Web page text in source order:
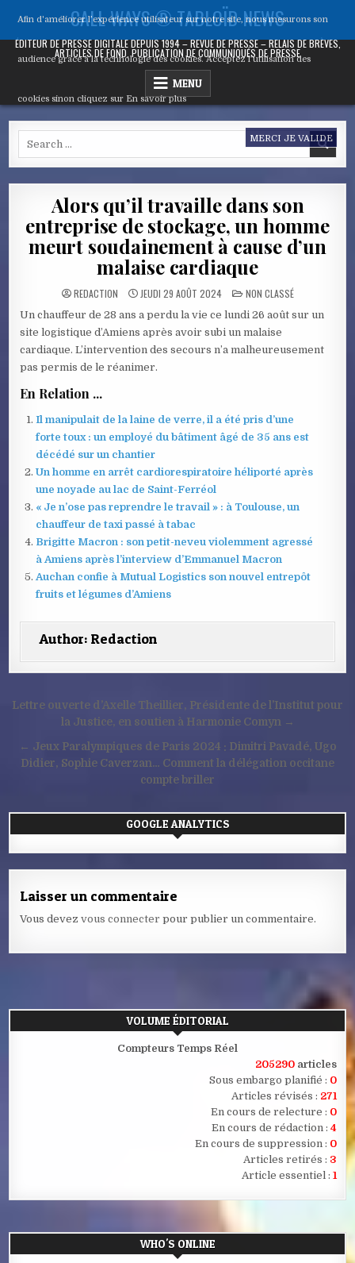
content
CALL WAYS ® TABLOÏD NEWS
ÉDITEUR DE PRESSE DIGITALE DEPUIS 1994 – REVUE DE PRESSE – RELAIS DE BRÈVES,
ARTICLES DE FOND, PUBLICATION DE COMMUNIQUÉS DE PRESSE
MENU
Alors qu’il travaille dans son
entreprise de stockage, un homme
meurt soudainement à cause d’un
malaise cardiaque
REDACTION JEUDI 29 AOÛT 2024 POSTED
IN
NON CLASSÉ
Un chauffeur de 28 ans a perdu la vie ce lundi 26 août sur un
site logistique d’Amiens après avoir subi un malaise
cardiaque. L’intervention des secours n’a malheureusement
pas permis de le réanimer.
En Relation ...
Il manipulait de la laine de verre, il a été pris d’une
forte toux : un employé du bâtiment âgé de 35 ans est
décédé sur un chantier
Un homme en arrêt cardiorespiratoire héliporté après
une noyade au lac de Saint-Ferréol
« Je n’ose pas reprendre le travail » : à Toulouse, un
chauffeur de taxi passé à tabac
Brigitte Macron : son petit-neveu violemment agressé
à Amiens après l’interview d’Emmanuel Macron
Auchan confie à Mutual Logistics son nouvel entrepôt
fruits et légumes d’Amiens
Author: Redaction
Navigation
l’article
Lettre ouverte d’Axelle Theillier, Présidente de l’Institut pour
la Justice, en soutien à Harmonie Comyn →
← Jeux Paralympiques de Paris 2024 : Dimitri Pavadé, Ugo
Didier, Sophie Caverzan… Comment la délégation occitane
compte briller
GOOGLE ANALYTICS
Laisser un commentaire
Vous devezvous connecter pour publier un commentaire.
VOLUME ÉDITORIAL
Compteurs Temps Réel
205290 articles
Sous embargo planifié : 0
Articles révisés : 271
En cours de relecture : 0
En cours de rédaction : 4
En cours de suppression : 0
Articles retirés : 3
Article essentiel : 1
WHO'S ONLINE
Afin d'améliorer l’expérience utilisateur sur notre site, nous mesurons son
audience grâce à la technologie des cookies. Acceptez l’utilisation des
cookies sinon cliquez sur En savoir plus
MERCI JE VALIDE